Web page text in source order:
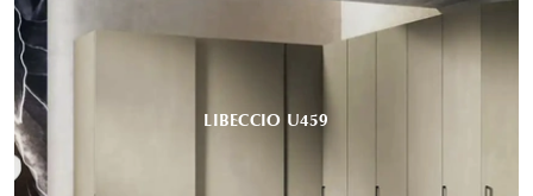
LIBECCIO U459